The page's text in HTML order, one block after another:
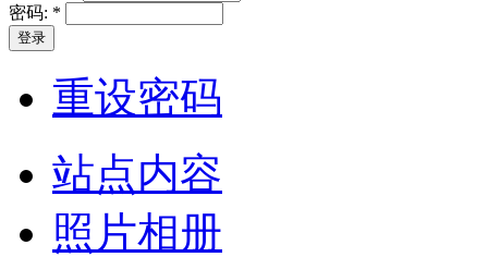
密码: *
重设密码
站点内容
照片相册